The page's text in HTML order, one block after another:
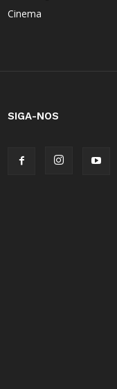
Cinema
SIGA-NOS